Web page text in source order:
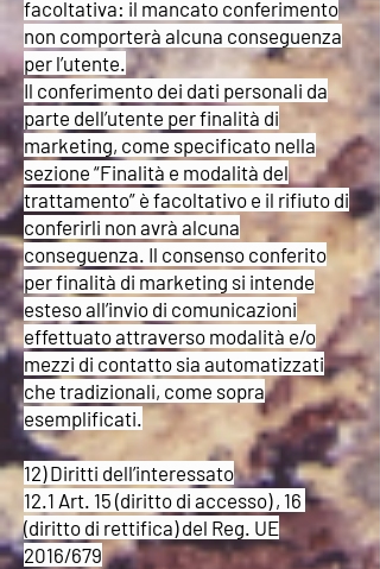
facoltativa: il mancato conferimento
non comporterà alcuna conseguenza
per l’utente.
Il conferimento dei dati personali da
parte dell’utente per finalità di
marketing, come specificato nella
sezione “Finalità e modalità del
trattamento” è facoltativo e il rifiuto di
conferirli non avrà alcuna
conseguenza. Il consenso conferito
per finalità di marketing si intende
esteso all’invio di comunicazioni
effettuato attraverso modalità e/o
mezzi di contatto sia automatizzati
che tradizionali, come sopra
esemplificati.
12) Diritti dell’interessato
12.1 Art. 15 (diritto di accesso) , 16
(diritto di rettifica) del Reg. UE
2016/679